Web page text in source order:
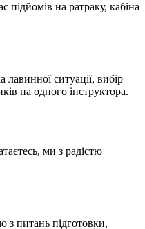
підйомів на ратраку, кабіна
лавинної ситуації, вибір
на одного інструктора.
ми з радістю
з питань підготовки,